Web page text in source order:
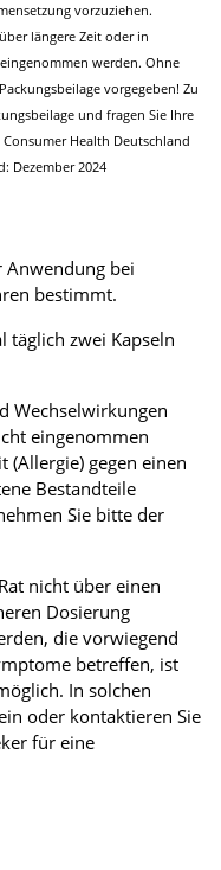
vorzuziehen.
längere Zeit oder in
werden. Ohne
vorgegeben! Zu
und fragen Sie Ihre
Health Deutschland
Dezember 2024
Anwendung bei
bestimmt.
täglich zwei Kapseln
Wechselwirkungen
eingenommen
gegen einen
Bestandteile
Sie bitte der
nicht über einen
Dosierung
die vorwiegend
betreffen, ist
In solchen
oder kontaktieren Sie
für eine